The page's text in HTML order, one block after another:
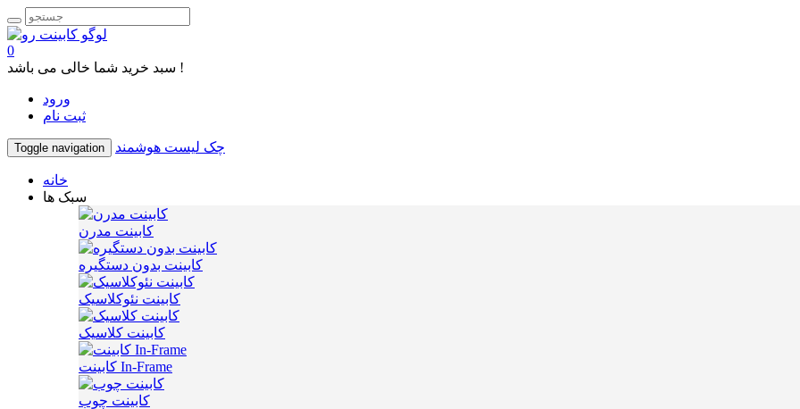
0
سبد خرید شما خالی می باشد !
ورود
ثبت نام
Toggle navigation چک لیست هوشمند
خانه
سبک ها
کابینت مدرن
کابینت بدون دستگیره
کابینت نئوکلاسیک
کابینت کلاسیک
کابینت In-Frame
کابینت چوب